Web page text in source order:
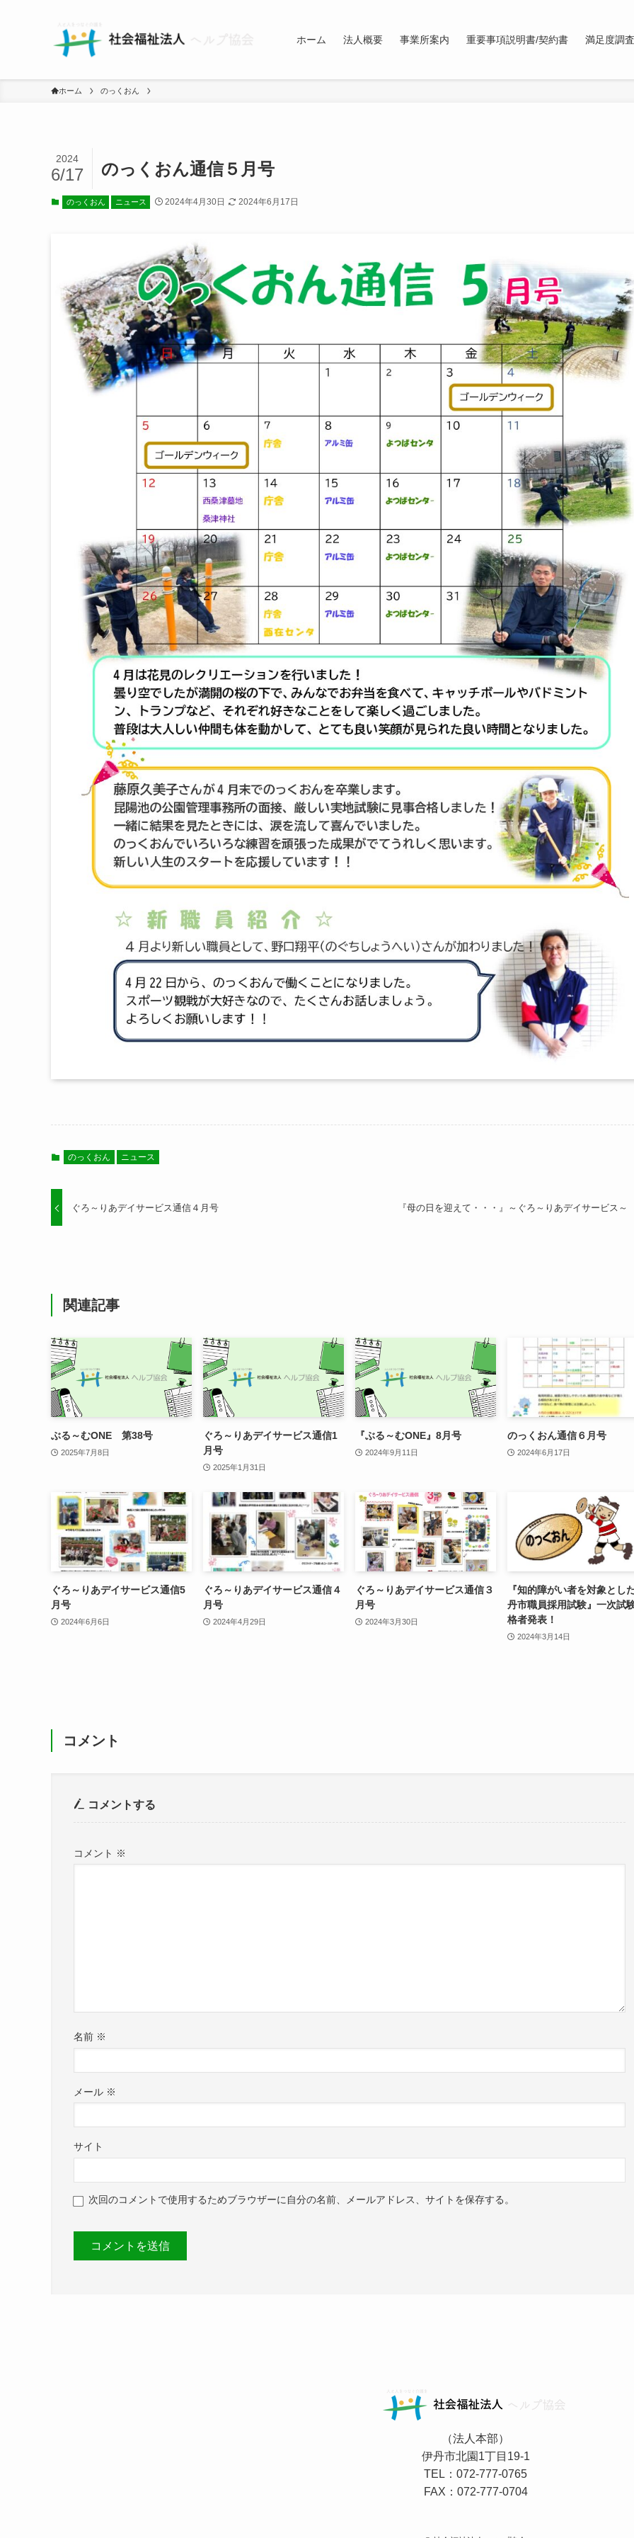
ホーム 法人概要 事業所案内 重要事項説明書/契約書 満足度調
ホーム のっくおん
のっくおん通信５月号
2024
6/17
のっくおん ニュース 2024年4月30日 2024年6月17日
のっくおん ニュース
ぐろ～りあデイサービス通信４月号 『母の日を迎えて・・・』～ぐろ～りあデイサービス～
関連記事
ぶる～むONE 第38号
2025年7月8日
ぐろ～りあデイサービス通信1
月号
2025年1月31日
『ぶる～むONE』8月号
2024年9月11日
のっくおん通信６月号
2024年6月17日
ぐろ～りあデイサービス通信5
月号
2024年6月6日
ぐろ～りあデイサービス通信４
月号
2024年4月29日
ぐろ～りあデイサービス通信３
月号
2024年3月30日
『知的障がい者を対象とし
丹市職員採用試験』一次試
格者発表！
2024年3月14日
コメント
コメントする
コメント ※
名前 ※
メール ※
サイト
次回のコメントで使用するためブラウザーに自分の名前、メールアドレス、サイトを保存する。
（法人本部）
伊丹市北園1丁目19-1
TEL：072-777-0765
FAX：072-777-0704